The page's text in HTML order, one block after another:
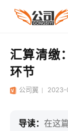
汇算清缴
环节
公司翼 2023-
导读：在这